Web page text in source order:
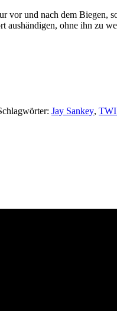
vor und nach dem
aushändigen, ohne ihn zu
Jay Sankey,